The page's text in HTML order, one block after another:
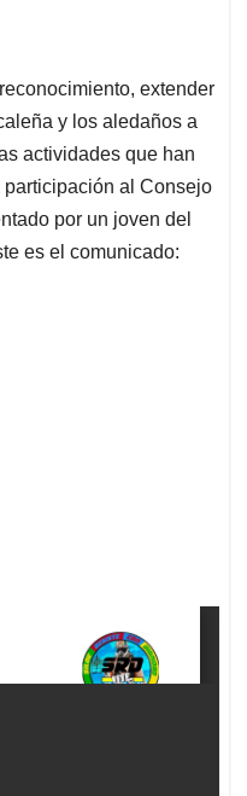
extender
y los aledaños a
actividades que han
al Consejo
por un joven del
es el comunicado: